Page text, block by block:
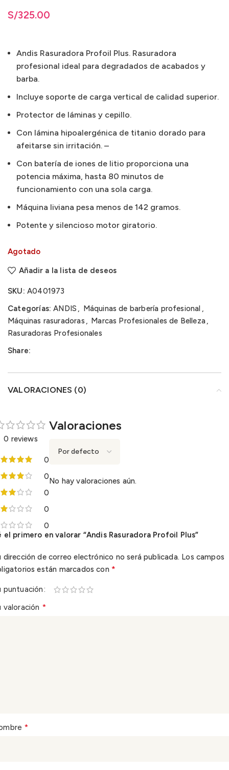
S/325.00
Andis Rasuradora Profoil Plus. Rasuradora
profesional ideal para degradados de acabados y
barba.
Incluye soporte de carga vertical de calidad superior.
Protector de láminas y cepillo.
Con lámina hipoalergénica de titanio dorado para
afeitarse sin irritación. –
Con batería de iones de litio proporciona una
potencia máxima, hasta 80 minutos de
funcionamiento con una sola carga.
Máquina liviana pesa menos de 142 gramos.
Potente y silencioso motor giratorio.
Agotado
Añadir a la lista de deseos
SKU: A0401973
Categorías: ANDIS , Máquinas de barbería profesional ,
Máquinas rasuradoras , Marcas Profesionales de Belleza,
Rasuradoras Profesionales
Share:
VALORACIONES (0)
0 reviews
0
0
0
0
0
Valoraciones
No hay valoraciones aún.
el primero en valorar “Andis Rasuradora Profoil Plus”
dirección de correo electrónico no será publicada. Los campos
están marcados con *
puntuación
valoración *
*